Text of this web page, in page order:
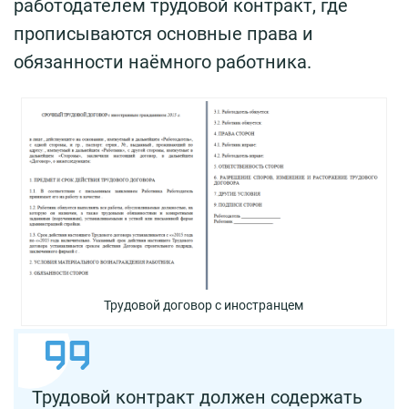
работодателем трудовой контракт, где
прописываются основные права и
обязанности наёмного работника.
Трудовой договор с иностранцем
Трудовой контракт должен содержать